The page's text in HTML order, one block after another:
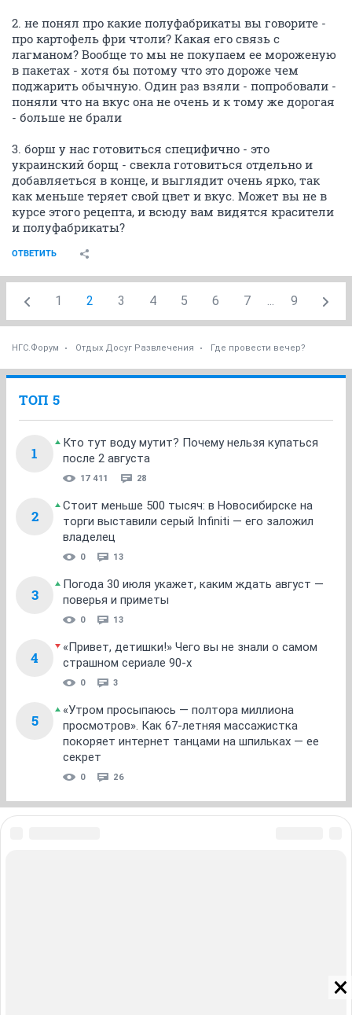
2. не понял про какие полуфабрикаты вы говорите -
про картофель фри чтоли? Какая его связь с
лагманом? Вообще то мы не покупаем ее мороженую
в пакетах - хотя бы потому что это дороже чем
поджарить обычную. Один раз взяли - попробовали -
поняли что на вкус она не очень и к тому же дорогая
- больше не брали
3. борш у нас готовиться специфично - это
украинский борщ - свекла готовиться отдельно и
добавляеться в конце, и выглядит очень ярко, так
как меньше теряет свой цвет и вкус. Может вы не в
курсе этого рецепта, и всюду вам видятся красители
и полуфабрикаты?
ОТВЕТИТЬ
1 2 3 4 5 6 7 ... 9
НГС.Форум Отдых Досуг Развлечения Где провести вечер?
ТОП 5
1
Кто тут воду мутит? Почему нельзя купаться
после 2 августа
17 411 28
2
Стоит меньше 500 тысяч: в Новосибирске на
торги выставили серый Infiniti — его заложил
владелец
0 13
3
Погода 30 июля укажет, каким ждать август —
поверья и приметы
0 13
4
«Привет, детишки!» Чего вы не знали о самом
страшном сериале 90-х
0 3
5
«Утром просыпаюсь — полтора миллиона
просмотров». Как 67-летняя массажистка
покоряет интернет танцами на шпильках — ее
секрет
0 26